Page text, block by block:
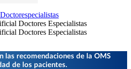
las recomendaciones de la OMS
de los pacientes.